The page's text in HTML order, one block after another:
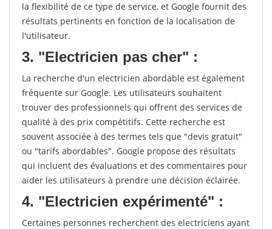
la flexibilité de ce type de service, et Google fournit des
résultats pertinents en fonction de la localisation de
l'utilisateur.
3. "Electricien pas cher" :
La recherche d'un electricien abordable est également
fréquente sur Google. Les utilisateurs souhaitent
trouver des professionnels qui offrent des services de
qualité à des prix compétitifs. Cette recherche est
souvent associée à des termes tels que "devis gratuit"
ou "tarifs abordables". Google propose des résultats
qui incluent des évaluations et des commentaires pour
aider les utilisateurs à prendre une décision éclairée.
4. "Electricien expérimenté" :
Certaines personnes recherchent des electriciens ayant